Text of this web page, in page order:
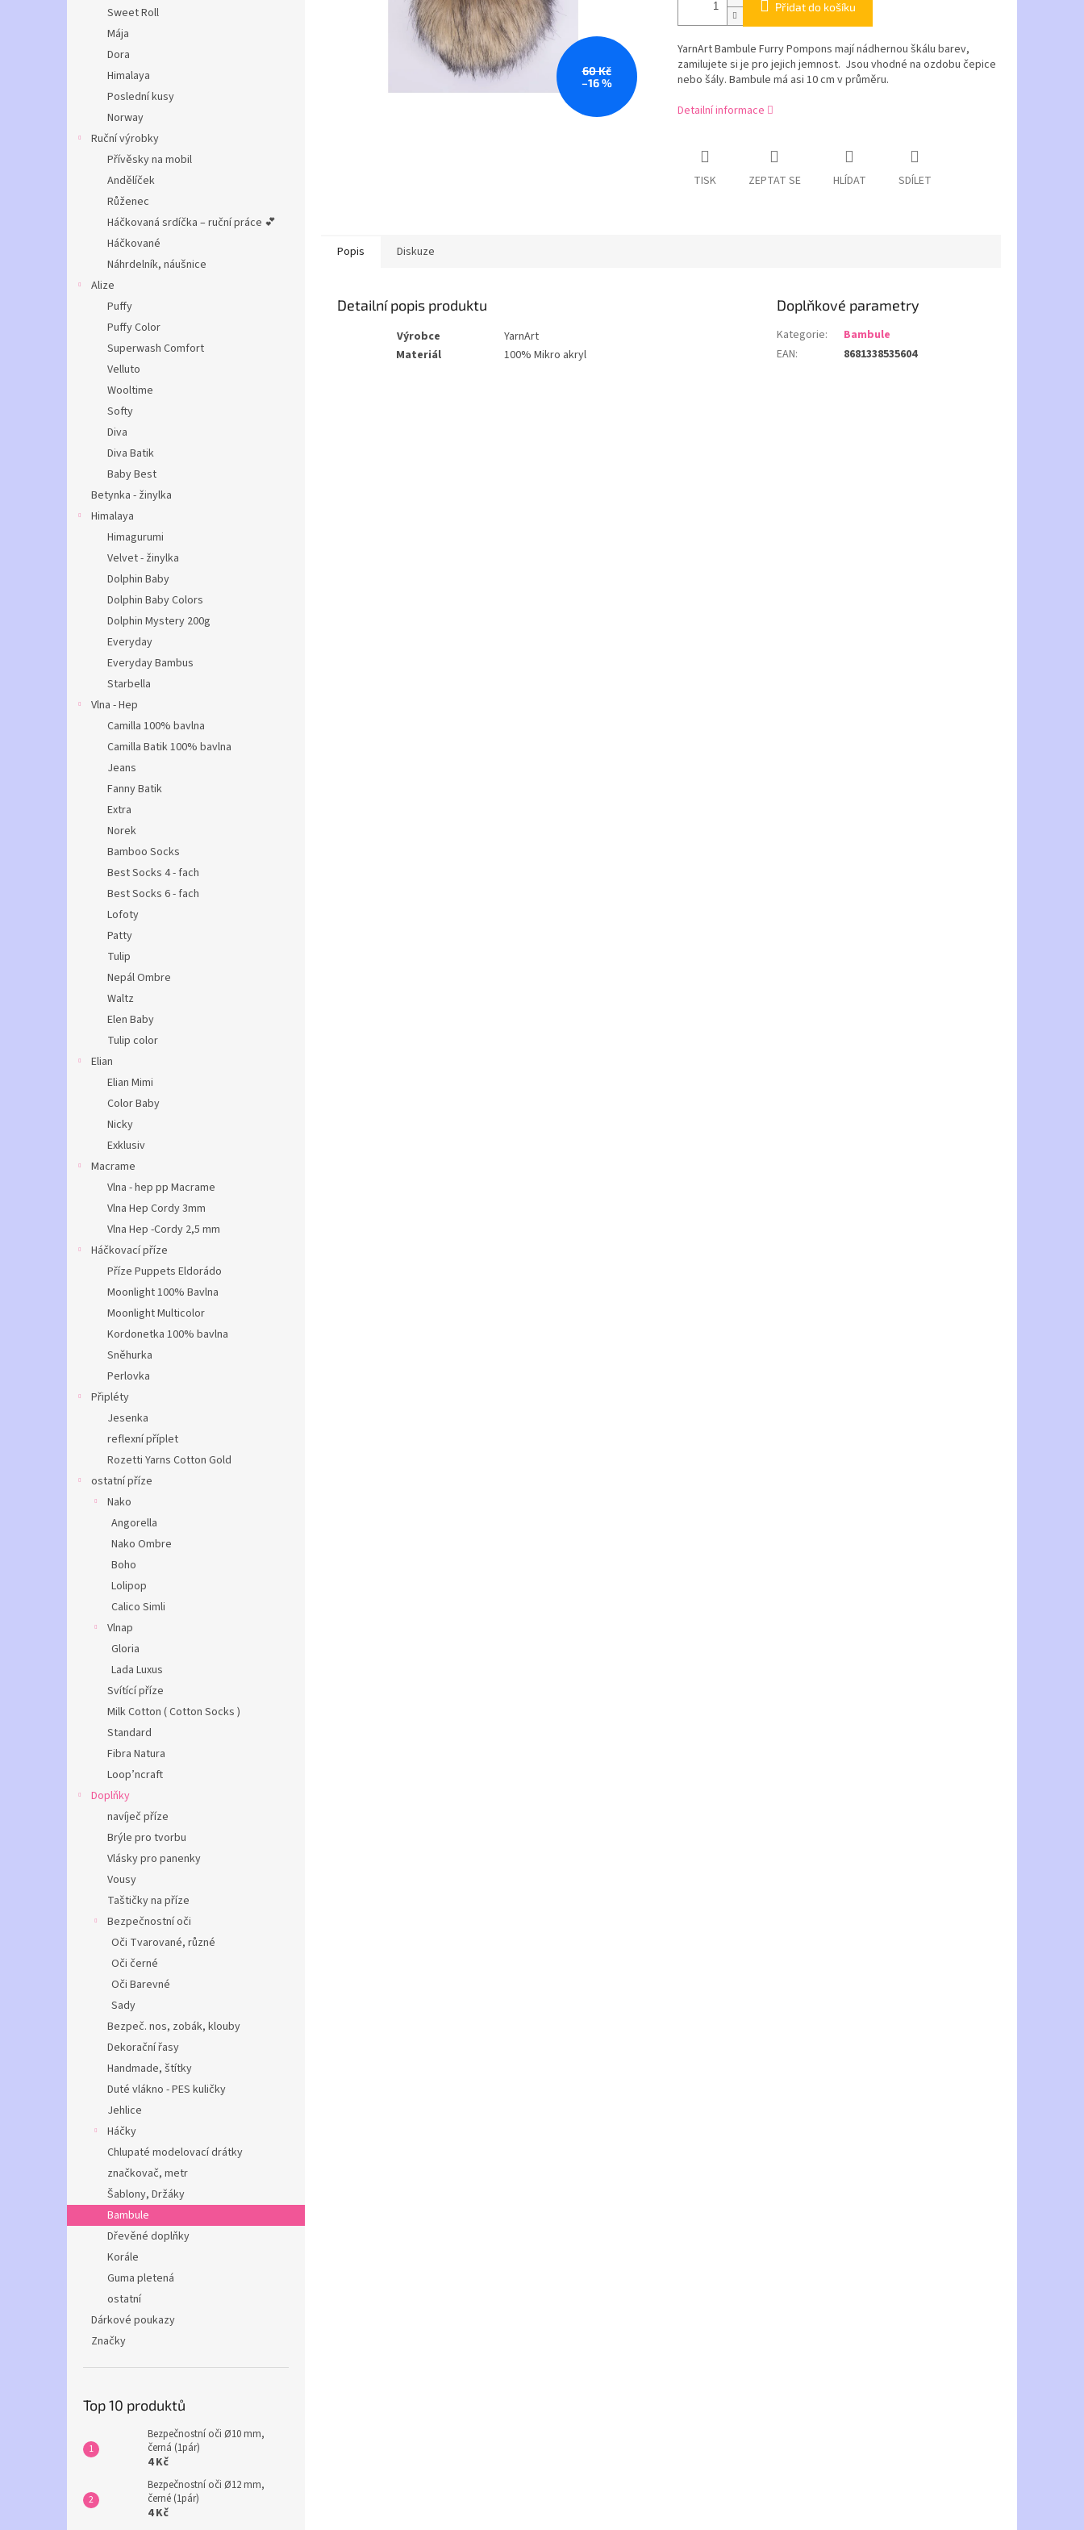
Sweet Roll
Mája
Dora
Himalaya
Poslední kusy
Norway
Ruční výrobky
Přívěsky na mobil
Andělíček
Růženec
Háčkovaná srdíčka – ruční práce 💕
Háčkované
Náhrdelník, náušnice
Alize
Puffy
Puffy Color
Superwash Comfort
Velluto
Wooltime
Softy
Diva
Diva Batik
Baby Best
Betynka - žinylka
Himalaya
Himagurumi
Velvet - žinylka
Dolphin Baby
Dolphin Baby Colors
Dolphin Mystery 200g
Everyday
Everyday Bambus
Starbella
Vlna - Hep
Camilla 100% bavlna
Camilla Batik 100% bavlna
Jeans
Fanny Batik
Extra
Norek
Bamboo Socks
Best Socks 4 - fach
Best Socks 6 - fach
Lofoty
Patty
Tulip
Nepál Ombre
Waltz
Elen Baby
Tulip color
Elian
Elian Mimi
Color Baby
Nicky
Exklusiv
Macrame
Vlna - hep pp Macrame
Vlna Hep Cordy 3mm
Vlna Hep -Cordy 2,5 mm
Háčkovací příze
Příze Puppets Eldorádo
Moonlight 100% Bavlna
Moonlight Multicolor
Kordonetka 100% bavlna
Sněhurka
Perlovka
Připléty
Jesenka
reflexní příplet
Rozetti Yarns Cotton Gold
ostatní příze
Nako
Angorella
Nako Ombre
Boho
Lolipop
Calico Simli
Vlnap
Gloria
Lada Luxus
Svítící příze
Milk Cotton ( Cotton Socks )
Standard
Fibra Natura
Loop’ncraft
Doplňky
navíječ příze
Brýle pro tvorbu
Vlásky pro panenky
Vousy
Taštičky na příze
Bezpečnostní oči
Oči Tvarované, různé
Oči černé
Oči Barevné
Sady
Bezpeč. nos, zobák, klouby
Dekorační řasy
Handmade, štítky
Duté vlákno - PES kuličky
Jehlice
Háčky
Chlupaté modelovací drátky
značkovač, metr
Šablony, Držáky
Bambule
Dřevěné doplňky
Korále
Guma pletená
ostatní
Dárkové poukazy
Značky
Top 10 produktů
Bezpečnostní oči Ø10 mm,
černá (1pár)
4 Kč
Bezpečnostní oči Ø12 mm,
černé (1pár)
4 Kč
60 Kč
–16 %
Přidat do košíku
YarnArt Bambule Furry Pompons mají nádhernou škálu barev,
zamilujete si je pro jejich jemnost. Jsou vhodné na ozdobu čepice
nebo šály. Bambule má asi 10 cm v průměru.
Detailní informace
TISK ZEPTAT SE HLÍDAT SDÍLET
Popis Diskuze
Detailní popis produktu
Výrobce
YarnArt
Materiál
100% Mikro akryl
Doplňkové parametry
Kategorie:
Bambule
EAN: 8681338535604